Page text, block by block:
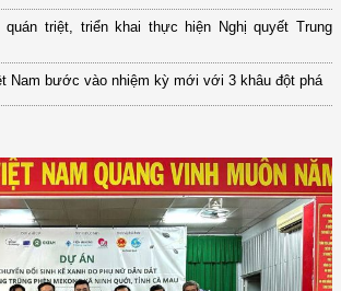
quán triệt, triển khai thực hiện Nghị quyết Trung
Nam bước vào nhiệm kỳ mới với 3 khâu đột phá